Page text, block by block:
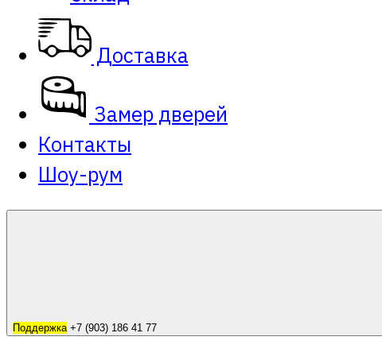
Доставка
Замер дверей
Контакты
Шоу-рум
Поддержка+7 (903) 186 41 77